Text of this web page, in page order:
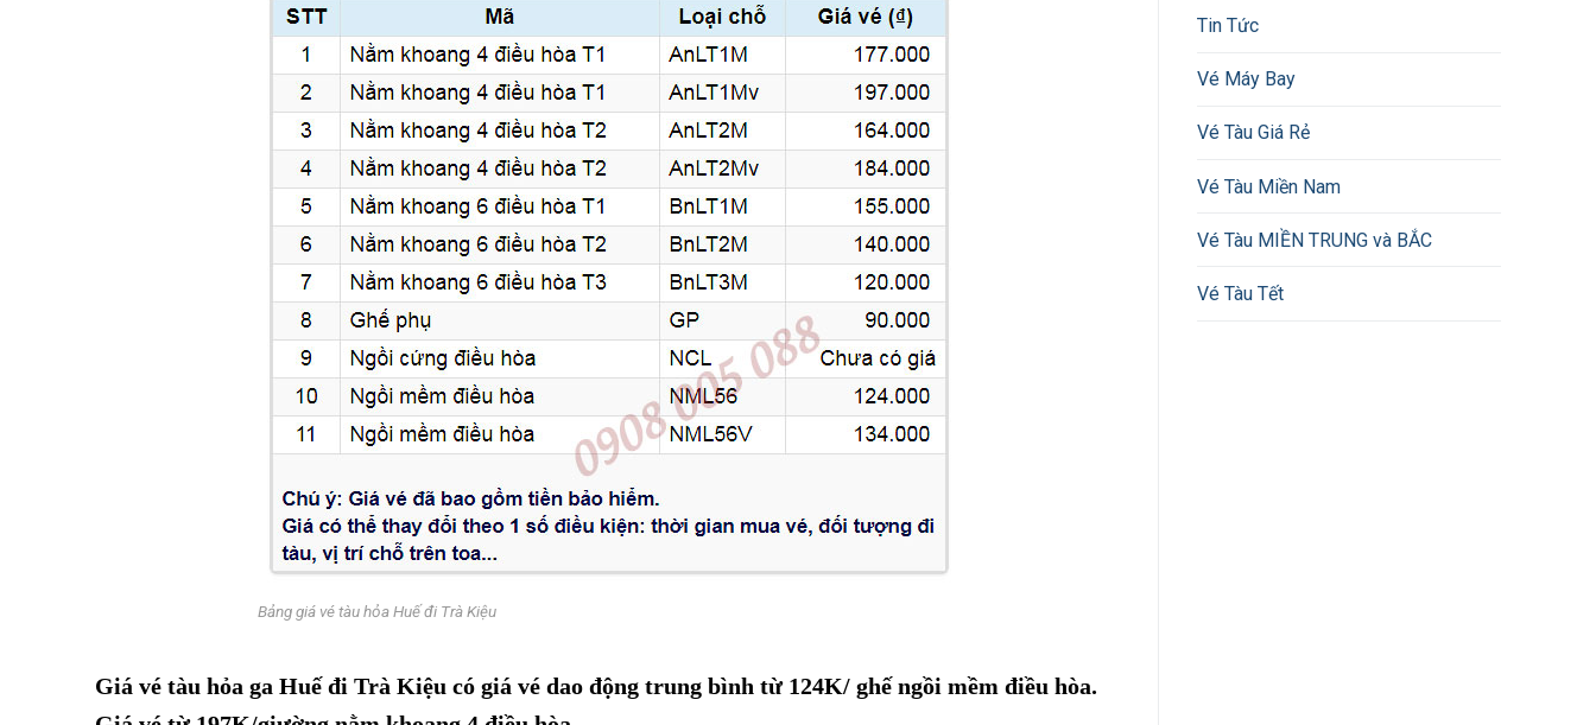
Bảng giá vé tàu hỏa Huế đi Trà Kiệu
Giá vé tàu hỏa ga Huế đi Trà Kiệu có giá vé dao động trung bình từ 124K/ ghế ngồi mềm điều hòa.
Tin Tức
Vé Máy Bay
Vé Tàu Giá Rẻ
Vé Tàu Miền Nam
Vé Tàu MIỀN TRUNG và BẮC
Vé Tàu Tết